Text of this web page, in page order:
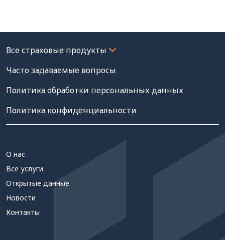
Часто задаваемые вопросы
Политика обработки персональных данных
Политика конфиденциальности
О нас
Все услуги
Открытые данные
Новости
Контакты